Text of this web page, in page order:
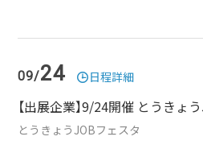
09/24 日程詳細
【出展企業】9/24開催 とうきょ
とうきょうJOBフェスタ